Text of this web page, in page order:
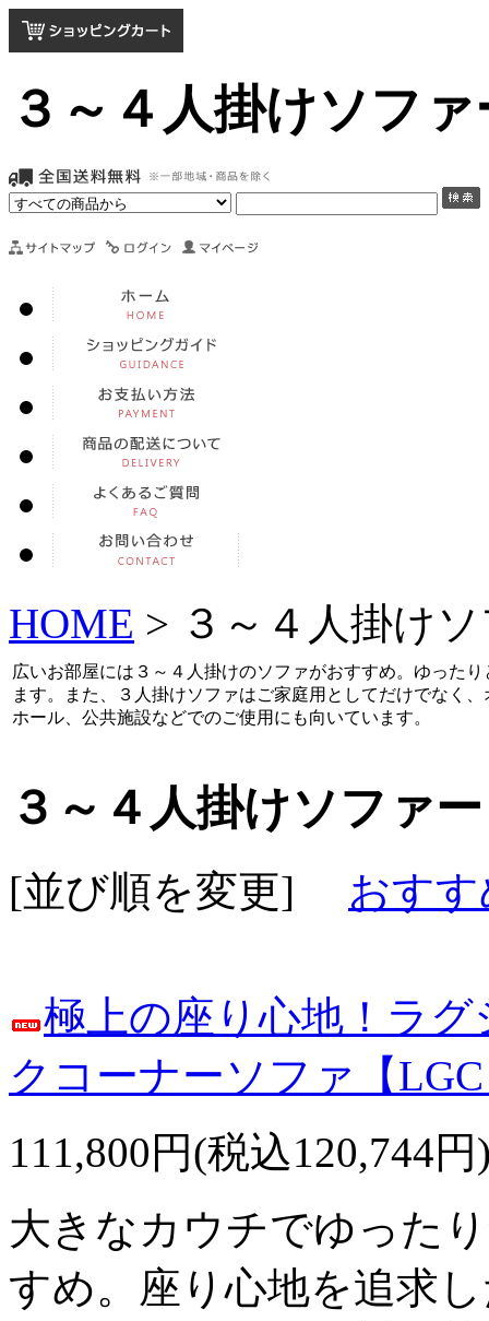
３～４人掛けソファ
HOME > ３～４人掛け
広いお部屋には３～４人掛けのソファがおすすめ。ゆった
ます。また、３人掛けソファはご家庭用としてだけでなく
ホール、公共施設などでのご使用にも向いています。
３～４人掛けソファー
[並び順を変更] おす
極上の座り心地！ラ
クコーナーソファ【
111,800円(税込120,744円
大きなカウチでゆった
すめ。座り心地を追求